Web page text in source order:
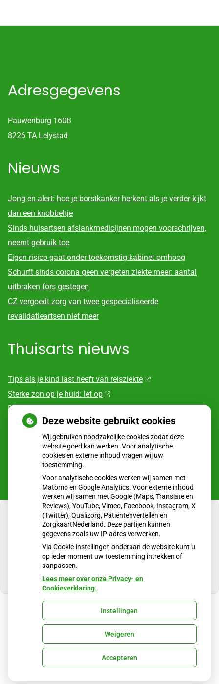
Adresgegevens
Pauwenburg 160B
8226 TA Lelystad
Nieuws
Jong en alert: hoe je borstkanker herkent als je verder kijkt
dan een knobbeltje
Sinds huisartsen afslankmedicijnen mogen voorschrijven,
neemt gebruik toe
Eigen risico gaat onder toekomstig kabinet omhoog
Schurft sinds corona geen vergeten ziekte meer: aantal
uitbraken fors gestegen
CZ vergoedt zorg van twee gespecialiseerde
revalidatieartsen niet meer
Thuisarts nieuws
Tips als je kind last heeft van reisziekte
Sterke zon op je huid: let op
Denk je na over een borstvergroting?
Twijfel over gender? Hier vind je hulp
Klachten door de eiken-processierups?
U heeft geen toestemming gegeven voor
externe inhoud die nodig is om dit te zien.
Cookie-instellingen wijzigen
Uw Zorg Online
Cookie-instellingen
Deze website gebruikt cookies
Wij gebruiken noodzakelijke cookies zodat deze
website goed kan werken. Voor analytische
cookies en externe inhoud vragen wij uw
toestemming.
Voor analytische cookies werken wij samen met
Matomo en Google Analytics. Voor externe inhoud
werken wij samen met Google (Maps, Translate en
Reviews), YouTube, Vimeo, Facebook, Instagram, X
(Twitter), Qualizorg, Patiëntenvertellen en
ZorgkaartNederland. Deze partijen kunnen
gegevens zoals uw IP-adres verwerken.
Via Cookie-instellingen onderaan de website kunt u
op ieder moment uw toestemming intrekken of
aanpassen.
Lees meer over onze Privacy- en
Cookieverklaring.
Instellingen
Weigeren
Accepteren